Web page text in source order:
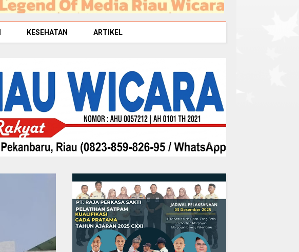
KESEHATAN ARTIKEL